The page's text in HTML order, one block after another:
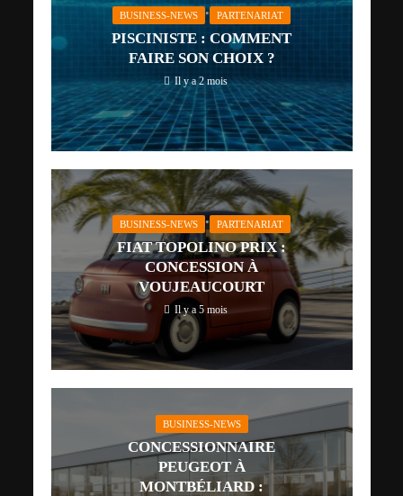
BUSINESS-NEWS • PARTENARIAT
PISCINISTE : COMMENT
FAIRE SON CHOIX ?
Il y a 2 mois
BUSINESS-NEWS • PARTENARIAT
FIAT TOPOLINO PRIX :
CONCESSION À
VOUJEAUCOURT
Il y a 5 mois
BUSINESS-NEWS
CONCESSIONNAIRE
PEUGEOT À
MONTBÉLIARD :